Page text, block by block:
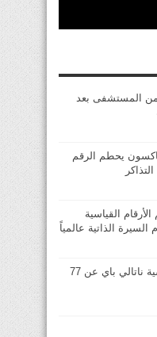
المستشفى بعد
يحطم الرقم
القياسية
السيرة الذاتية عالمياً
وفاة الممثلة الفرنسية ناتالي باي عن 77